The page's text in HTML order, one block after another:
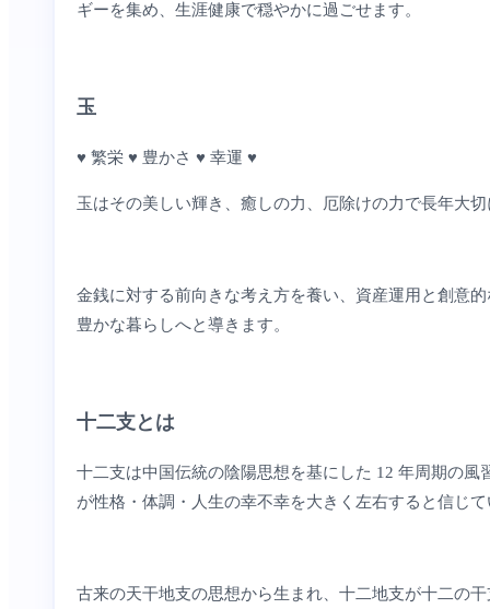
ギーを集め、生涯健康で穏やかに過ごせます。
玉
♥ 繁栄 ♥ 豊かさ ♥ 幸運 ♥
玉はその美しい輝き、癒しの力、厄除けの力で長年大
金銭に対する前向きな考え方を養い、資産運用と創意
豊かな暮らしへと導きます。
十二支とは
十二支は中国伝統の陰陽思想を基にした 12 年周期の
が性格・体調・人生の幸不幸を大きく左右すると信じ
古来の天干地支の思想から生まれ、十二地支が十二の